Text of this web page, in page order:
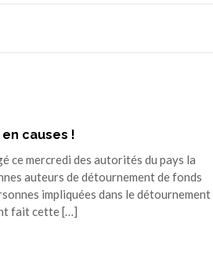
causes !
ce mercredi des autorités du pays la
auteurs de détournement de fonds
impliquées dans le détournement
fait cette […]